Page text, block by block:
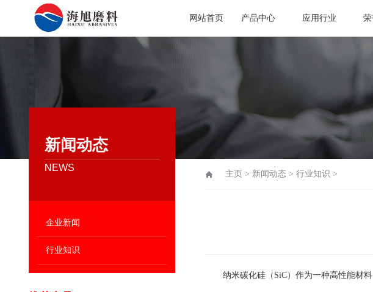
网站首页 产品中心 应用行业
新闻动态
NEWS
企业新闻
行业知识
主页 > 新闻动态 > 行业知识 >
纳米碳化硅（SiC）作为一种高性能材料